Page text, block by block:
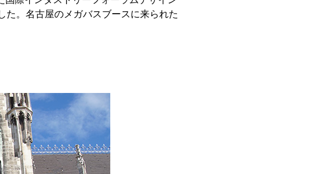
た。名古屋のメガバスブースに来られた